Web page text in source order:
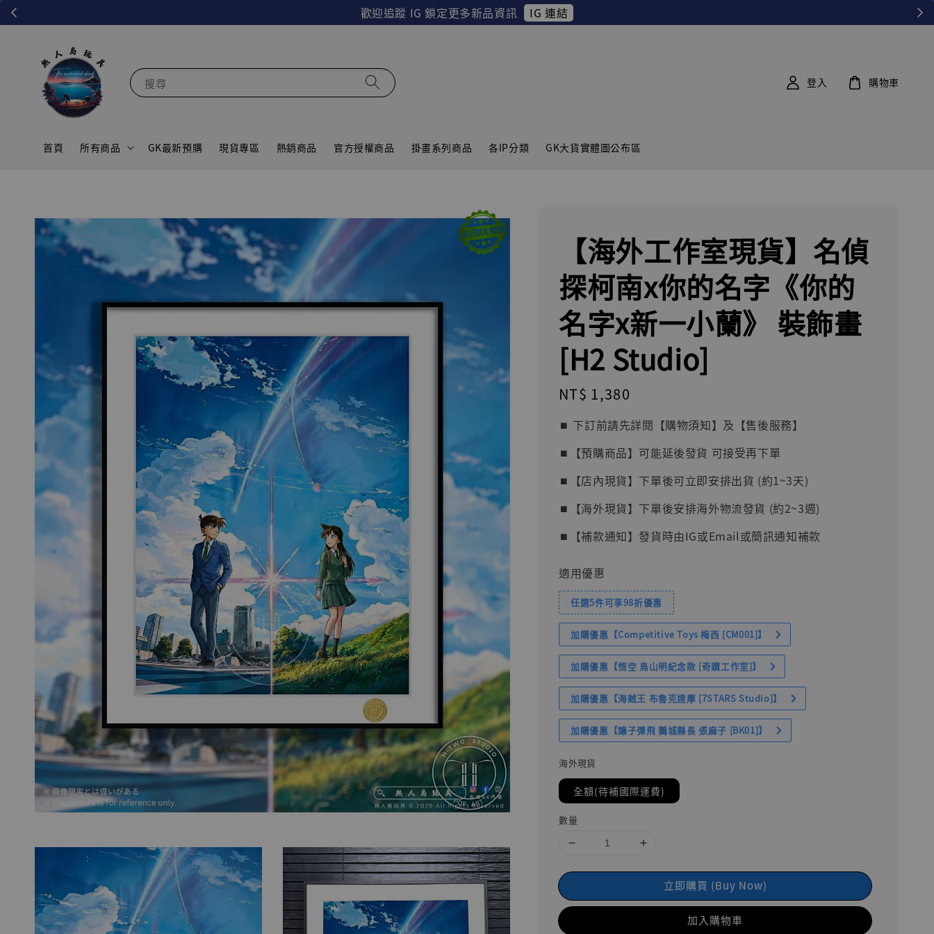
歡迎追蹤 IG 鎖定更多新品資訊 IG 連結
搜尋
首頁 所有商品 GK最新預購 現貨專區 熱銷商品 官方授權商品 掛畫系列商品 各IP分類 GK大貨實體圖公布區
登入 購物車
【海外工作室現貨】名偵
探柯南x你的名字《你的
名字x新一小蘭》 裝飾畫
[H2 Studio]
Regular
price
NT$ 1,380
⏹︎ 下訂前請先詳閱【購物須知】及【售後服務】
⏹︎【預購商品】可能延後發貨 可接受再下單
⏹︎【店內現貨】下單後可立即安排出貨 (約1~3天)
⏹︎【海外現貨】下單後安排海外物流發貨 (約2~3週)
⏹︎【補款通知】發貨時由IG或Email或簡訊通知補款
適用優惠
任選5件可享98折優惠
加購優惠【Competitive Toys 梅西 [CM001]】
加購優惠【悟空 鳥山明紀念款 [奇蹟工作室]】
加購優惠【海賊王 布魯克達摩 [7STARS Studio]】
加購優惠【讓子彈飛 鵝城縣長 張麻子 [BK01]】
海外現貨
全額(待補國際運費)
數量
立即購買 (Buy Now)
加入購物車